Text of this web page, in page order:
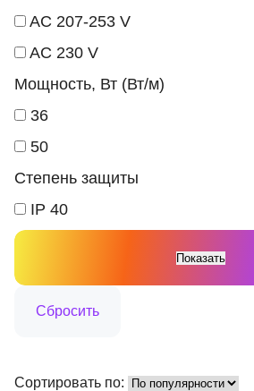
AC 207-253 V
AC 230 V
Мощность, Вт (Вт/м)
36
50
Степень защиты
IP 40
Сортировать по: